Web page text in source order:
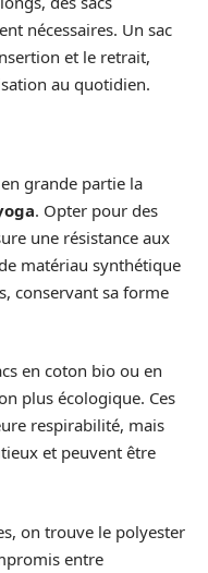
nécessaires. Un sac
et le retrait,
au quotidien.
grande partie la
. Opter pour des
une résistance aux
matériau synthétique
conservant sa forme
en coton bio ou en
plus écologique. Ces
respirabilité, mais
et peuvent être
on trouve le polyester
entre